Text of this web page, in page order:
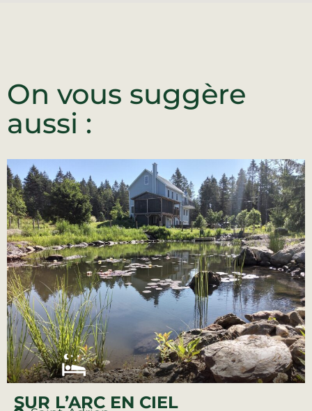
On vous suggère
aussi :
SUR L’ARC EN CIEL